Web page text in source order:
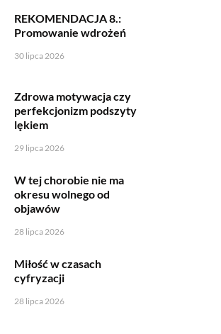
REKOMENDACJA 8.:
Promowanie wdrożeń
30 lipca 2026
Zdrowa motywacja czy
perfekcjonizm podszyty
lękiem
29 lipca 2026
W tej chorobie nie ma
okresu wolnego od
objawów
28 lipca 2026
Miłość w czasach
cyfryzacji
28 lipca 2026